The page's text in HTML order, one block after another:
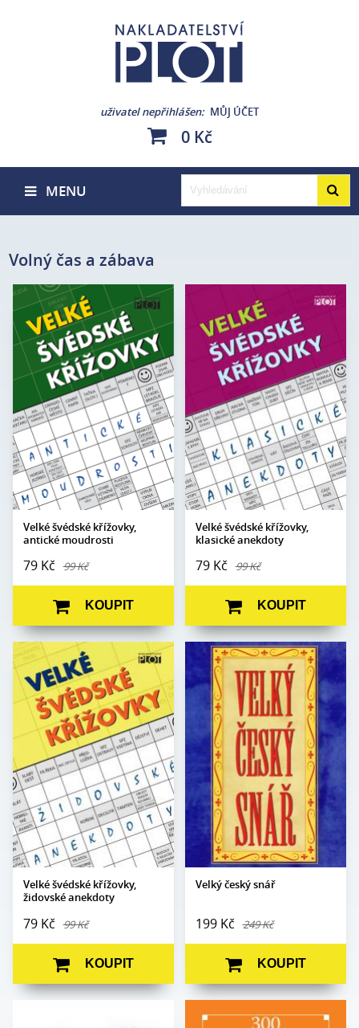
uživatel nepřihlášen MŮJ ÚČET
0 Kč
MENU
Volný čas a zábava
Velké švédské křížovky,
antické moudrosti
79 Kč 99 Kč
Autor:
Adéla Müllerová
Edice:
Hlavolam
Počet stran:
368
Formát:
A5
Vazba:
V2 (brož.)
Obrazová část:
N/A
Datum vydání:
25. 11. 2008
KOUPIT
Velké švédské křížovky,
klasické anekdoty
79 Kč 99 Kč
Autor:
Adéla Müllerová
Edice:
Hlavolam
Počet stran:
340
Formát:
A5
V2 (brožovaná)
Obrazová část:
N/A
Datum vydání:
20. 3. 2019
KOUPIT
Velké švédské křížovky,
židovské anekdoty
79 Kč 99 Kč
Autor:
Adéla Müllerová
Edice:
Hlavolam
Počet stran:
300
Formát:
A5
Vazba:
V2 (brožovaná)
Obrazová část:
N/A
Datum vydání:
21. 6. 2018
KOUPIT
Velký český snář
199 Kč 249 Kč
Autor:
kolektiv autorů
Edice:
Koloseum
Počet stran:
300
Formát:
A5
Vazba:
V8 (pevná)
Obrazová část:
N/A
Datum vydání:
16. 10. 2014
KOUPIT